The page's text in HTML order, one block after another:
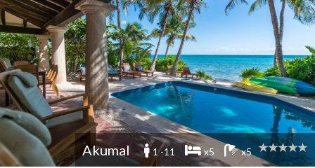
Akumal 1 -11 x5 x5